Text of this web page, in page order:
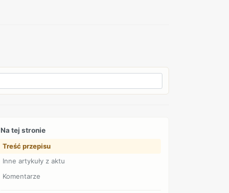
Na tej stronie
Treść przepisu
Inne artykuły z aktu
Komentarze